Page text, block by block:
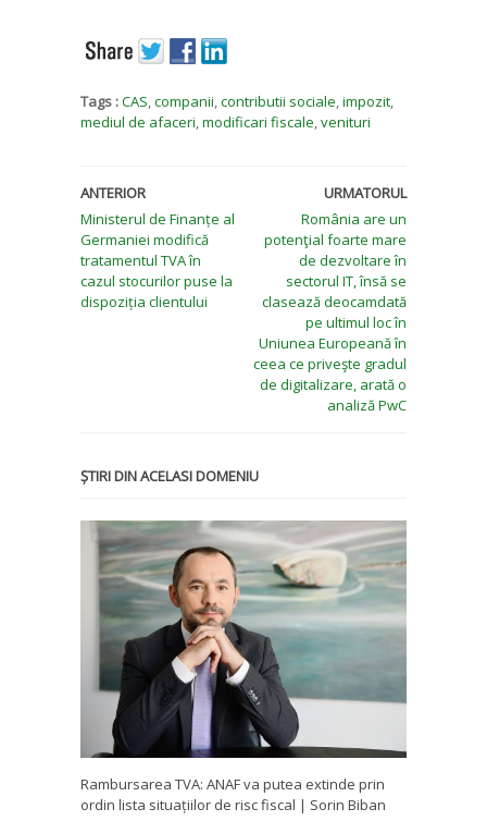
Tags :CAS,companii,contributii sociale,impozit,
mediul de afaceri,modificari fiscale,venituri
ANTERIOR
Ministerul de Finanțe al
Germaniei modifică
tratamentul TVA în
cazul stocurilor puse la
dispoziția clientului
URMATORUL
România are un
potenţial foarte mare
de dezvoltare în
sectorul IT, însă se
clasează deocamdată
pe ultimul loc în
Uniunea Europeană în
ceea ce priveşte gradul
de digitalizare, arată o
analiză PwC
ȘTIRI DIN ACELASI DOMENIU
Rambursarea TVA: ANAF va putea extinde prin
ordin lista situațiilor de risc fiscal | Sorin Biban